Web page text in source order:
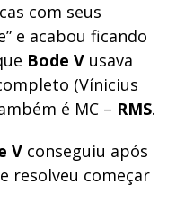
com seus
e acabou ficando
Bode V usava
(Vínicius
é MC – RMS.
V conseguiu após
resolveu começar